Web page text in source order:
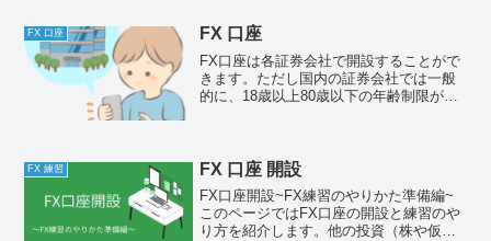
使用するのが一番だと思...
FX 口座 FX 口座
FX口座は各証券会社で開設することがで
きます。ただし国内の証券会社では一般
的に、18歳以上80歳以下の年齢制限があ
れば一人で持...
FX 練習 FX 口座 開設
FX口座開設~FX練習のやりかた準備編~
このページではFX口座の開設と練習のや
り方を紹介します。他の投資（株や仮想